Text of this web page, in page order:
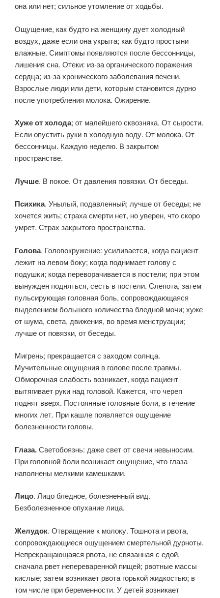
она или нет; сильное утомление от ходьбы.
Ощущение, как будто на женщину дует холодный
воздух, даже если она укрыта; как будто простыни
влажные. Симптомы появляются после бессонницы,
лишения сна. Отеки: из-за органического поражения
сердца; из-за хронического заболевания печени.
Взрослые люди или дети, которым становится дурно
после употребления молока. Ожирение.
Хуже от холода; от малейшего сквозняка. От сырости.
Если опустить руки в холодную воду. От молока. От
бессонницы. Каждую неделю. В закрытом
пространстве.
Лучше. В покое. От давления повязки. От беседы.
Психика. Унылый, подавленный; лучше от беседы; не
хочется жить; страха смерти нет, но уверен, что скоро
умрет. Страх закрытого пространства.
Голова. Головокружение: усиливается, когда пациент
лежит на левом боку; когда поднимает голову с
подушки; когда переворачивается в постели; при этом
вынужден подняться, сесть в постели. Слепота, затем
пульсирующая головная боль, сопровождающаяся
выделением большого количества бледной мочи; хуже
от шума, света, движения, во время менструации;
лучше от повязки, от беседы.
Мигрень; прекращается с заходом солнца.
Мучительные ощущения в голове после травмы.
Обморочная слабость возникает, когда пациент
вытягивает руки над головой. Кажется, что череп
поднят вверх. Постоянные головные боли, в течение
многих лет. При кашле появляется ощущение
болезненности головы.
Глаза.Светобоязнь: даже свет от свечи невыносим.
При головной боли возникает ощущение, что глаза
наполнены мелкими камешками.
Лицо. Лицо бледное, болезненный вид.
Безболезненное опухание лица.
Желудок. Отвращение к молоку. Тошнота и рвота,
сопровождающиеся ощущением смертельной дурноты.
Непрекращающаяся рвота, не связанная с едой,
сначала рвет непереваренной пищей; рвотные массы
кислые; затем возникает рвота горькой жидкостью; в
том числе при беременности. У детей возникает